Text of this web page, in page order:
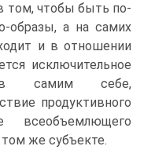
том, чтобы быть по­
образы, а на самих
и в отношении
исключительное
самим себе,
продуктивного
же субъекте.